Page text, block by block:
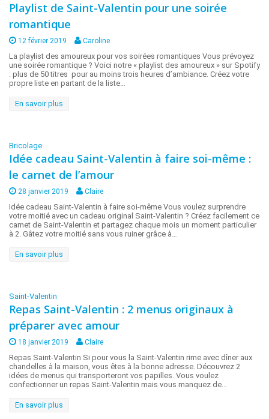
Playlist de Saint-Valentin pour une soirée
romantique
12 février 2019 Caroline
La playlist des amoureux pour vos soirées romantiques Vous prévoyez
une soirée romantique ? Voici notre « playlist des amoureux » sur Spotify
: plus de 50 titres pour au moins trois heures d’ambiance. Créez votre
propre liste en partant de la liste…
En savoir plus
Bricolage
Idée cadeau Saint-Valentin à faire soi-même :
le carnet de l’amour
28 janvier 2019 Claire
Idée cadeau Saint-Valentin à faire soi-même Vous voulez surprendre
votre moitié avec un cadeau original Saint-Valentin ? Créez facilement ce
carnet de Saint-Valentin et partagez chaque mois un moment particulier
à 2. Gâtez votre moitié sans vous ruiner grâce à…
En savoir plus
Saint-Valentin
Repas Saint-Valentin : 2 menus originaux à
préparer avec amour
18 janvier 2019 Claire
Repas Saint-Valentin Si pour vous la Saint-Valentin rime avec dîner aux
chandelles à la maison, vous êtes à la bonne adresse. Découvrez 2
idées de menus qui transporteront vos papilles. Vous voulez
confectionner un repas Saint-Valentin mais vous manquez de…
En savoir plus